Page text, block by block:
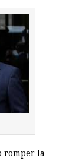
romper la